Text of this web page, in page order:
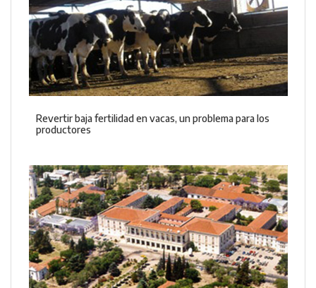
Revertir baja fertilidad en vacas, un problema para los
productores